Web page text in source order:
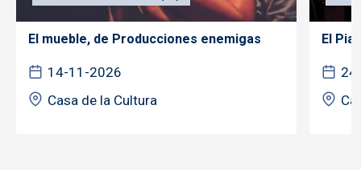
El mueble, de Producciones enemigas
14-11-2026
Casa de la Cultura
El